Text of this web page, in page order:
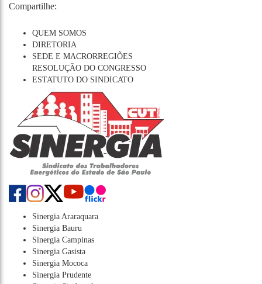
Compartilhe:
QUEM SOMOS
DIRETORIA
SEDE E MACRORREGIÕES
RESOLUÇÃO DO CONGRESSO
ESTATUTO DO SINDICATO
Sinergia Araraquara
Sinergia Bauru
Sinergia Campinas
Sinergia Gasista
Sinergia Mococa
Sinergia Prudente